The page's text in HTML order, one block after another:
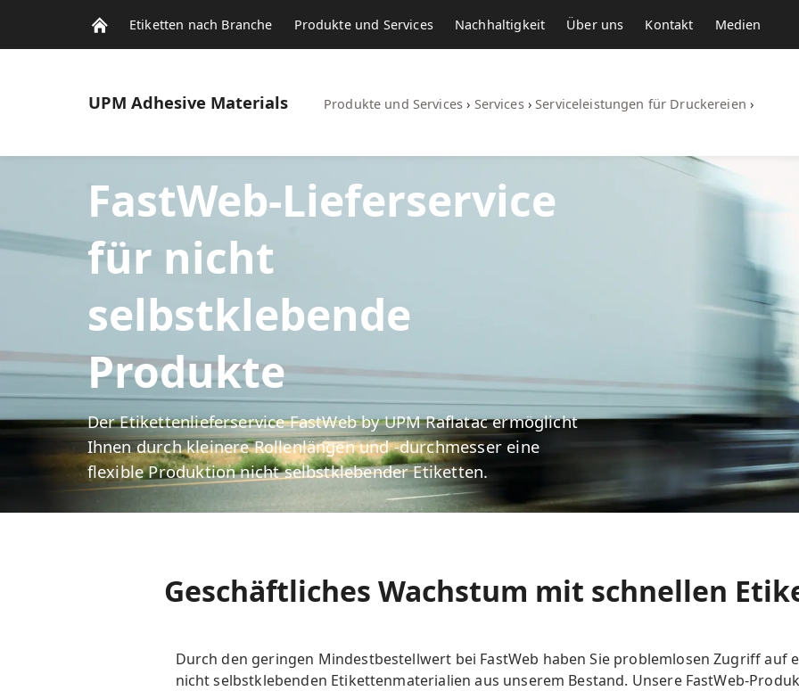
Etiketten nach Branche Produkte und Services Nachhaltigkeit Über uns Kontakt Medien
UPM Adhesive Materials Produkte und Services › Services › Serviceleistungen für Druckereien ›
FastWeb-Lieferservice
für nicht
selbstklebende
Produkte
Der Etikettenlieferservice FastWeb by UPM Raflatac ermöglicht
Ihnen durch kleinere Rollenlängen und -durchmesser eine
flexible Produktion nicht selbstklebender Etiketten.
Geschäftliches Wachstum mit schnellen
Durch den geringen Mindestbestellwert bei FastWeb haben Sie problemlosen Zugriff auf
nicht selbstklebenden Etikettenmaterialien aus unserem Bestand. Unsere FastWeb-